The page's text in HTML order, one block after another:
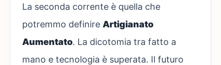
La seconda corrente è quella che
potremmo definire Artigianato
Aumentato. La dicotomia tra fatto a
mano e tecnologia è superata. Il futuro